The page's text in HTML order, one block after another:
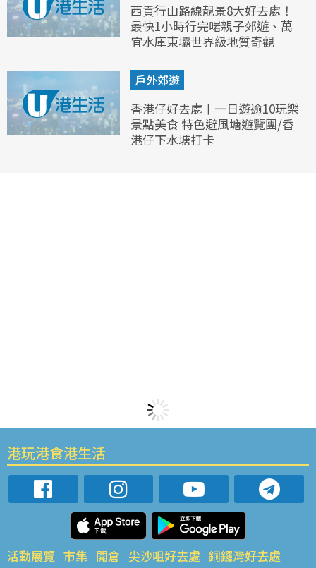
西貢行山路線靚景8大好去處！
最快1小時行完啱親子郊遊、萬
宜水庫東壩世界級地質奇觀
戶外郊遊
香港仔好去處丨一日遊逾10玩樂
景點美食 特色避風塘遊覽團/香
港仔下水塘打卡
港玩港食港生活
活動展覽 市集 開倉 尖沙咀好去處 銅鑼灣好去處